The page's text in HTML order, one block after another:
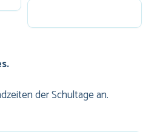
der Schultage an.